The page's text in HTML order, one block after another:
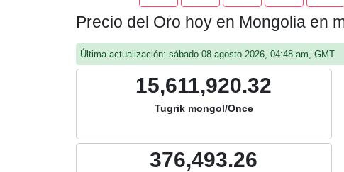
Precio del Oro hoy en Mongolia en
Última actualización: sábado 08 agosto 2026, 04:48 am, GMT
15,611,920.32
Tugrik mongol/Once
376,493.26